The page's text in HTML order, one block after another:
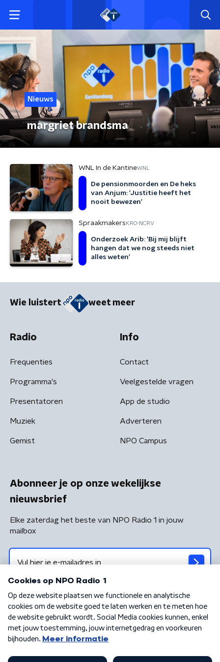
Nieuws
margriet brandsma
WNL In de KantineWNL
De pensionmoorden en De heks
van Anjum: 'Justitie heeft het
nooit bewezen'
Spraakmakers KRO-NCRV
Onderzoek Arib: 'Bij mij blijft
hangen dat we nog steeds niet
alles weten'
Wie luistert weet meer
Radio
Frequenties
Programma's
Presentatoren
Muziek
Gemist
Info
Contact
Veelgestelde vragen
App de studio
Adverteren
NPO Campus
Abonneer je op onze wekelijkse
nieuwsbrief
Elke zaterdag het beste van NPO Radio 1 in jouw
mailbox
Algemene voorwaarden